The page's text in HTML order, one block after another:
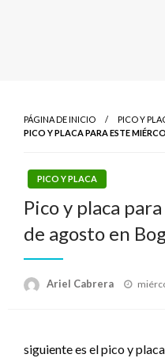
PÁGINA DE INICIO
PICO Y
PICO Y PLACA PARA ESTE
PICO Y PLACA
Pico y placa
de agosto en
Ariel Cabrera
siguiente es el pico y